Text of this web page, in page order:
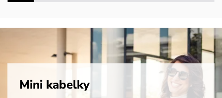
Mini kabelky